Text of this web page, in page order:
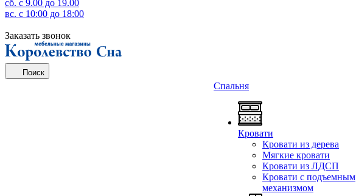
сб. с 9.00 до 19.00
вс. c 10:00 до 18:00
Заказать звонок
Поиск
Спальня
Кровати
Кровати из дерева
Мягкие кровати
Кровати из ЛДСП
Кровати с подъемным
механизмом